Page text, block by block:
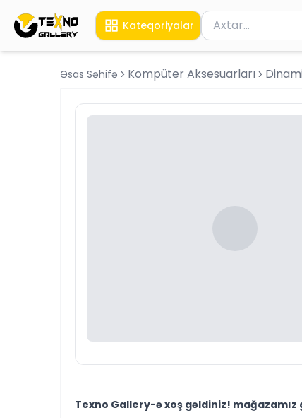
Kateqoriyalar Məhsul axtar
Axtarış üçün ən
Əsas Səhifə Kompüter Aksesuarları
Texno Gallery-ə xoş gəldiniz!